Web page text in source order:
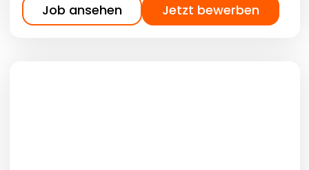
Job ansehen Jetzt bewerben